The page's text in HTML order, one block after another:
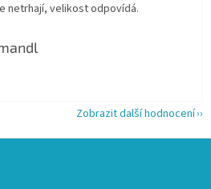
netrhají, velikost odpovídá.
je 5 z 5 hvězdiček.
Zobrazit další hodnocení